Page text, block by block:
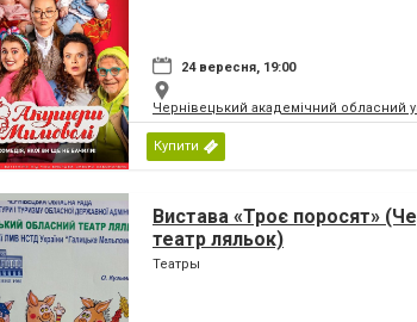
24 вересня, 19:00
Чернівецький академічний обласний
Купити
Вистава «Троє поросят»
театр ляльок)
Театры